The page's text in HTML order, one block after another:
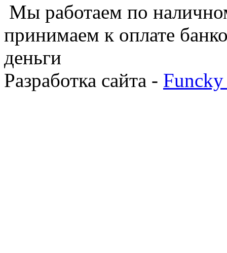
Мы работаем по
принимаем к оплате
деньги
Разработка сайта -